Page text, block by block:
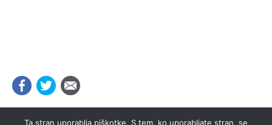
Ta stran uporablja piškotke. S tem, ko uporabljate stran, se